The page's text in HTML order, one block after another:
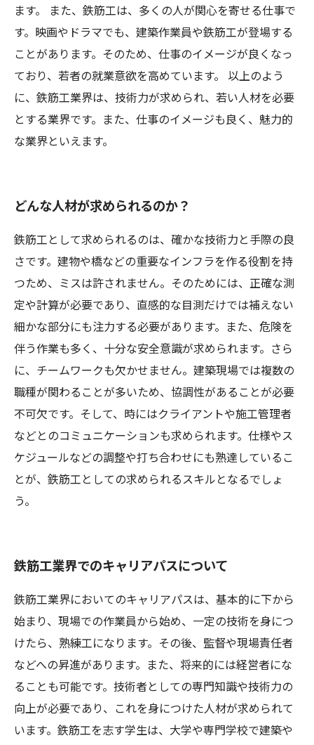
ます。 また、鉄筋工は、多くの人が関心を寄せる仕事で
す。映画やドラマでも、建築作業員や鉄筋工が登場する
ことがあります。そのため、仕事のイメージが良くなっ
ており、若者の就業意欲を高めています。 以上のよう
に、鉄筋工業界は、技術力が求められ、若い人材を必要
とする業界です。また、仕事のイメージも良く、魅力的
な業界といえます。
どんな人材が求められるのか？
鉄筋工として求められるのは、確かな技術力と手際の良
さです。建物や橋などの重要なインフラを作る役割を持
つため、ミスは許されません。そのためには、正確な測
定や計算が必要であり、直感的な目測だけでは補えない
細かな部分にも注力する必要があります。また、危険を
伴う作業も多く、十分な安全意識が求められます。さら
に、チームワークも欠かせません。建築現場では複数の
職種が関わることが多いため、協調性があることが必要
不可欠です。そして、時にはクライアントや施工管理者
などとのコミュニケーションも求められます。仕様やス
ケジュールなどの調整や打ち合わせにも熟達しているこ
とが、鉄筋工としての求められるスキルとなるでしょ
う。
鉄筋工業界でのキャリアパスについて
鉄筋工業界においてのキャリアパスは、基本的に下から
始まり、現場での作業員から始め、一定の技術を身につ
けたら、熟練工になります。その後、監督や現場責任者
などへの昇進があります。また、将来的には経営者にな
ることも可能です。技術者としての専門知識や技術力の
向上が必要であり、これを身につけた人材が求められて
います。鉄筋工を志す学生は、大学や専門学校で建築や